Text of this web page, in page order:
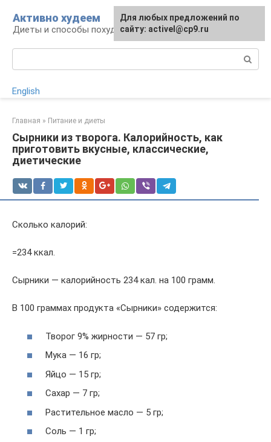
контенту
Активно худеем
Диеты и способы похудения
English
Главная » Питание и диеты
Сырники из творога. Калорийность, как
приготовить вкусные, классические,
диетические
Сколько калорий:
=234 ккал.
Сырники — калорийность 234 кал. на 100 грамм.
В 100 граммах продукта «Сырники» содержится:
Творог 9% жирности — 57 гр;
Мука — 16 гр;
Яйцо — 15 гр;
Сахар — 7 гр;
Растительное масло — 5 гр;
Соль — 1 гр;
Для любых предложений по
сайту: activel@cp9.ru